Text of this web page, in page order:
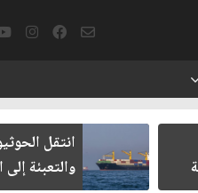
انتقل
والتعبئة إلى